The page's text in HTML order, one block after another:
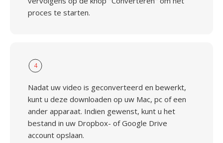
proces te starten.
4
Nadat uw video is geconverteerd en bewerkt,
kunt u deze downloaden op uw Mac, pc of een
ander apparaat. Indien gewenst, kunt u het
bestand in uw Dropbox- of Google Drive
account opslaan.